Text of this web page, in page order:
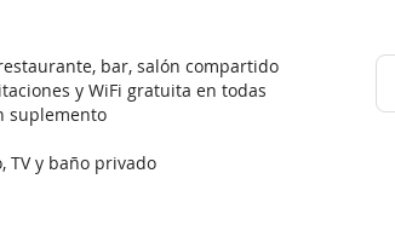
bar, salón compartido
y WiFi gratuita en todas
suplemento
TV y baño privado